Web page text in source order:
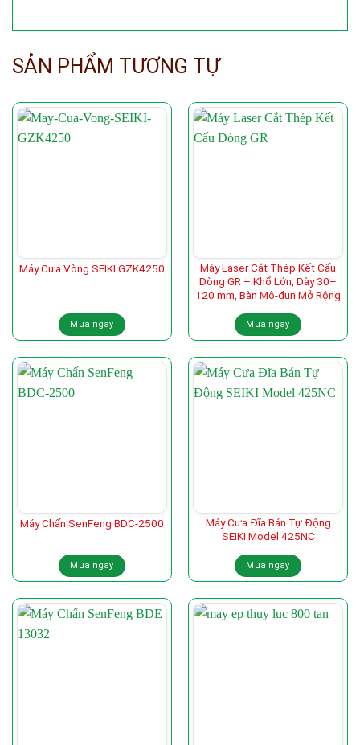
SẢN PHẨM TƯƠNG TỰ
Máy Cưa Vòng SEIKI GZK4250
Mua ngay
Máy Laser Cắt Thép Kết Cấu
Dòng GR – Khổ Lớn, Dày 30–
120 mm, Bàn Mô-đun Mở Rộng
Mua ngay
Máy Chấn SenFeng BDC-2500
Mua ngay
Máy Cưa Đĩa Bán Tự Động
SEIKI Model 425NC
Mua ngay